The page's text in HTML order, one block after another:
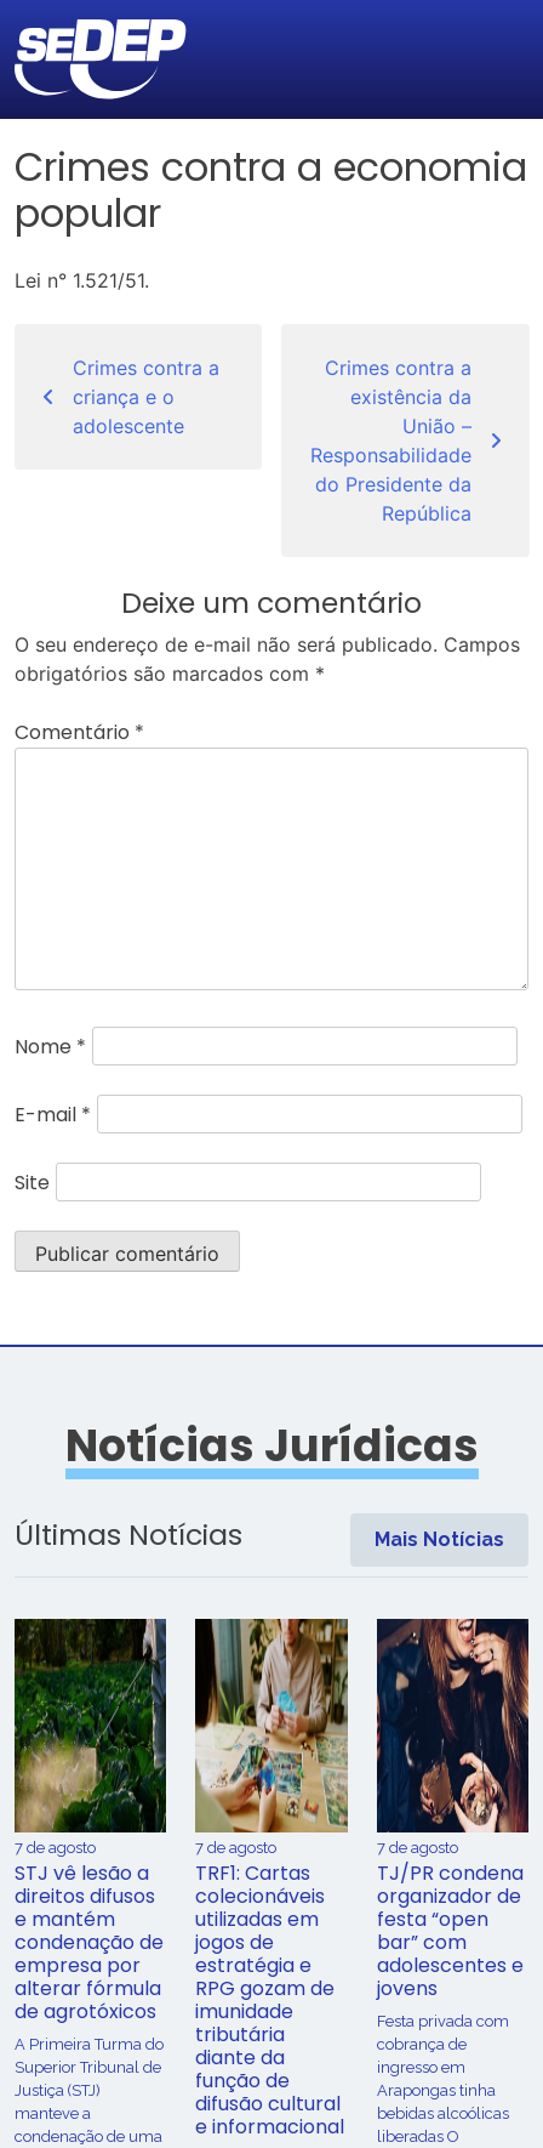
Crimes contra a economia
popular
Lei n° 1.521/51.
Post
Crimes contra a
criança e o
adolescente
Crimes contra a
existência da
União –
Responsabilidade
do Presidente da
República
Deixe um comentário
O seu endereço de e-mail não será publicado. Campos
obrigatórios são marcados com *
Comentário *
Nome *
E-mail *
Site
Notícias Jurídicas
Últimas Notícias Mais Notícias
7 de agosto
STJ vê lesão a
direitos difusos
e mantém
condenação de
empresa por
alterar fórmula
de agrotóxicos
​A Primeira Turma do
Superior Tribunal de
Justiça (STJ)
manteve a
condenação de uma
7 de agosto
TRF1: Cartas
colecionáveis
utilizadas em
jogos de
estratégia e
RPG gozam de
imunidade
tributária
diante da
função de
difusão cultural
e informacional
7 de agosto
TJ/PR condena
organizador de
festa “open
bar” com
adolescentes e
jovens
Festa privada com
cobrança de
ingresso em
Arapongas tinha
bebidas alcoólicas
liberadas O